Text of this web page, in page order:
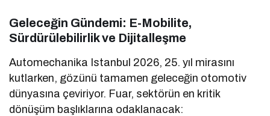
Geleceğin Gündemi: E-Mobilite,
Sürdürülebilirlik ve Dijitalleşme
Automechanika Istanbul 2026, 25. yıl mirasını
kutlarken, gözünü tamamen geleceğin otomotiv
dünyasına çeviriyor. Fuar, sektörün en kritik
dönüşüm başlıklarına odaklanacak: